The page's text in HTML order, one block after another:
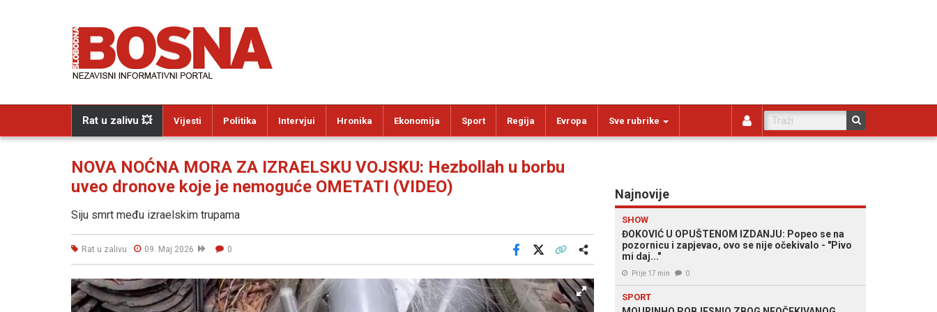
Rat u zalivu 💥 Vijesti Politika Intervjui Hronika Ekonomija Sport Regija Evropa Sve rubrike
NOVA NOĆNA MORA ZA IZRAELSKU VOJSKU: Hezbollah u borbu
uveo dronove koje je nemoguće OMETATI (VIDEO)
Siju smrt među izraelskim trupama
Rat u zalivu 09. Maj 2026 0
Facebook
Najnovije
SHOW
ĐOKOVIĆ U OPUŠTENOM IZDANJU: Popeo se na
pozornicu i zapjevao, ovo se nije očekivalo - "Pivo
mi daj..."
Prije 17 min 0
SPORT